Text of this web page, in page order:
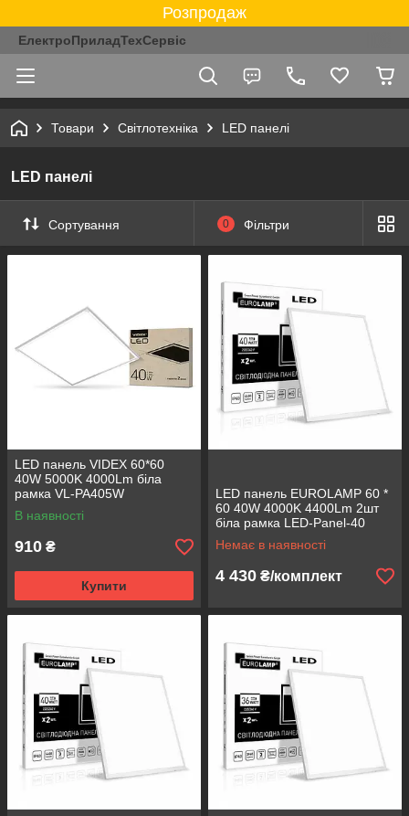
Розпродаж
ЕлектроПриладТехСервіс
Товари Світлотехніка LED панелі
LED панелі
Сортування 0 Фільтри
LED панель VIDEX 60*60
40W 5000K 4000Lm біла
рамка VL-PA405W
(світлодіодний світильник)
В наявності
910 ₴
Купити
LED панель EUROLAMP 60 *
60 40W 4000K 4400Lm 2шт
біла рамка LED-Panel-40
(світлодіодний світильник,
промо-набір)
Немає в наявності
4 430 ₴/комплект